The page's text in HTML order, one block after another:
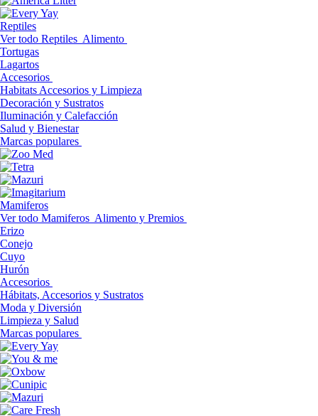
Reptiles
Ver todo Reptiles Alimento
Tortugas
Lagartos
Accesorios
Habitats Accesorios y Limpieza
Decoración y Sustratos
Iluminación y Calefacción
Salud y Bienestar
Marcas populares
Mamiferos
Ver todo Mamiferos Alimento y Premios
Erizo
Conejo
Cuyo
Hurón
Accesorios
Hábitats, Accesorios y Sustratos
Moda y Diversión
Limpieza y Salud
Marcas populares